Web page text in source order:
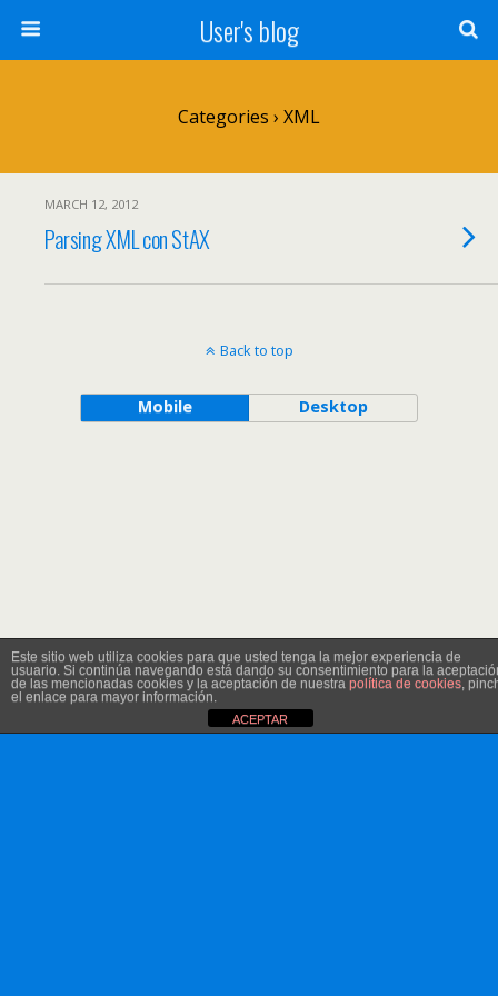
User's blog
Categories › XML
MARCH 12, 2012
Parsing XML con StAX
Back to top
Mobile Desktop
Este sitio web utiliza cookies para que usted tenga la mejor experiencia de
usuario. Si continúa navegando está dando su consentimiento para la
de las mencionadas cookies y la aceptación de nuestra política de cookies,
el enlace para mayor información.
ACEPTAR